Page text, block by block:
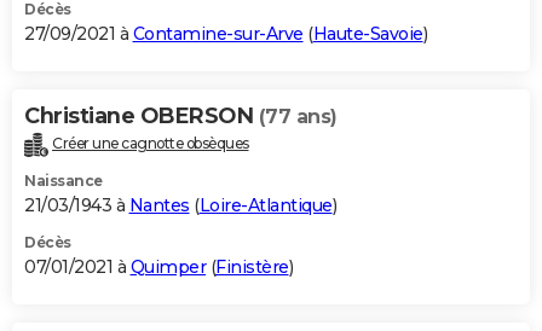
Décès
27/09/2021 à Contamine-sur-Arve (Haute-Savoie)
Christiane OBERSON (77 ans)
Créer une cagnotte obsèques
Naissance
21/03/1943 à Nantes (Loire-Atlantique)
Décès
07/01/2021 à Quimper(Finistère)